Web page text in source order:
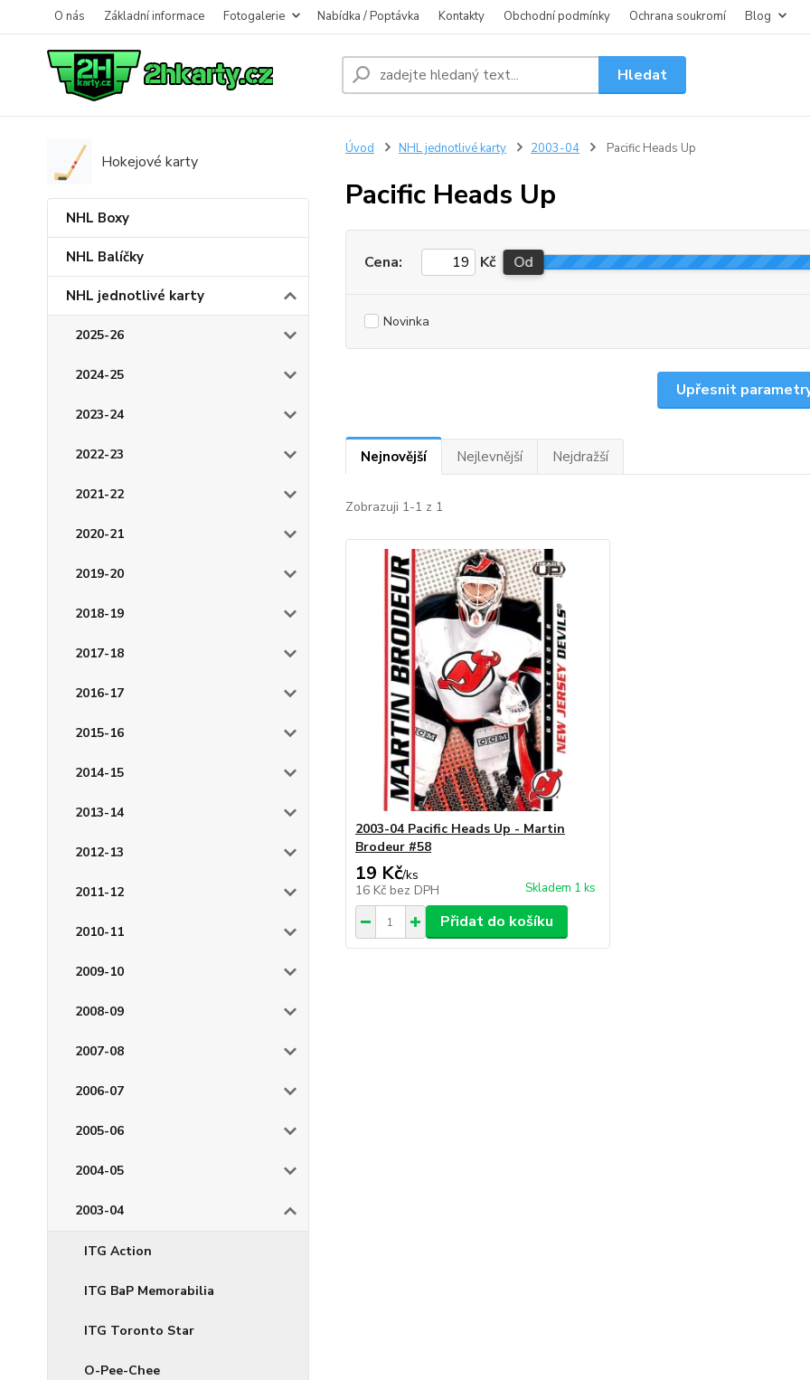
O nás Základní informace Fotogalerie Nabídka / Poptávka Kontakty Obchodní podmínky Ochrana soukromí Blog
Hledat
Hokejové karty
NHL Boxy
NHL Balíčky
NHL jednotlivé karty
2025-26
2024-25
2023-24
2022-23
2021-22
2020-21
2019-20
2018-19
2017-18
2016-17
2015-16
2014-15
2013-14
2012-13
2011-12
2010-11
2009-10
2008-09
2007-08
2006-07
2005-06
2004-05
2003-04
ITG Action
ITG BaP Memorabilia
ITG Toronto Star
O-Pee-Chee
Úvod NHL jednotlivé karty 2003-04 Pacific Heads Up
Pacific Heads Up
Upřesnit
Cena: Kč Od
Novinka
Nejnovější Nejlevnější Nejdražší
Zobrazuji 1-1 z 1
2003-04 Pacific Heads Up - Martin
Brodeur #58
19 Kč/ks
16 Kč bez DPH Skladem 1 ks
Přidat do košíku